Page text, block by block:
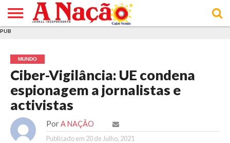
E DE
COOKIES
DE
UTILIZAÇÃO
PUB
MUNDO
Ciber-Vigilância: UE condena
espionagem a jornalistas e
activistas
Por A NAÇÃO
Publicado em 20 de Julho, 2021